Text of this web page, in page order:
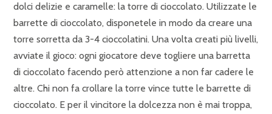
dolci delizie e caramelle: la torre di cioccolato. Utilizzate le
barrette di cioccolato, disponetele in modo da creare una
torre sorretta da 3-4 cioccolatini. Una volta creati più livelli,
avviate il gioco: ogni giocatore deve togliere una barretta
di cioccolato facendo però attenzione a non far cadere le
altre. Chi non fa crollare la torre vince tutte le barrette di
cioccolato. E per il vincitore la dolcezza non è mai troppa,